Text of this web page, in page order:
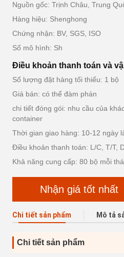
Nguồn gốc: Trịnh Châu, Trung
Hàng hiệu: Shenghong
Chứng nhận: BV, SGS, ISO
Số mô hình: Sh
Điều khoản thanh toán và
Số lượng đặt hàng tối thiểu: 1 bộ
Giá bán: có thể đàm phán
chi tiết đóng gói: nhu cầu của
container
Thời gian giao hàng: 10-12 ngày
Điều khoản thanh toán: L/C, T/T,
Khả năng cung cấp: 80 bộ mỗi
Nhận giá tốt nhất
Chi tiết sản phẩm Mô tả
Chi tiết sản phẩm